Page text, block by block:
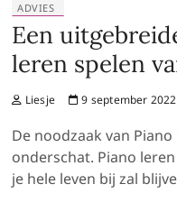
ADVIES
Een
leren spelen
Liesje 9 september 2022
De noodzaak van
onderschat. Piano
je hele leven bij zal